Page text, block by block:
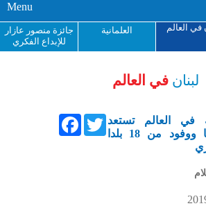
Menu
في العالم العلمانية
جائزة منصور عازار
للإبداع الفكري
لبنان في العالم
FacebookTwitter في العالم تستعد
لاستقبال شبيبتها ووفود من 18 بلدا